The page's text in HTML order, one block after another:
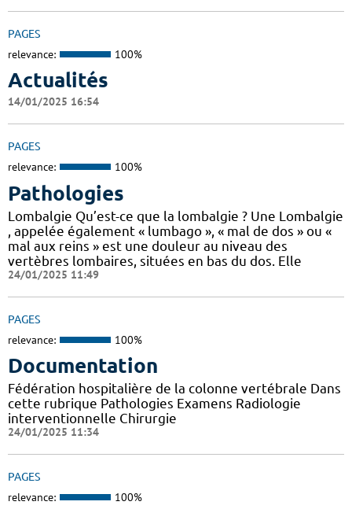
PAGES
relevance: 100%
Actualités
14/01/2025 16:54
PAGES
relevance: 100%
Pathologies
Lombalgie Qu’est-ce que la lombalgie ? Une Lombalgie
, appelée également « lumbago », « mal de dos » ou «
mal aux reins » est une douleur au niveau des
vertèbres lombaires, situées en bas du dos. Elle
24/01/2025 11:49
PAGES
relevance: 100%
Documentation
Fédération hospitalière de la colonne vertébrale Dans
cette rubrique Pathologies Examens Radiologie
interventionnelle Chirurgie
24/01/2025 11:34
PAGES
relevance: 100%